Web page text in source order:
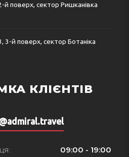
й поверх, сектор Ришканівка
3-й поверх, сектор Ботаніка
КЛІЄНТІВ
09:00 - 19:00